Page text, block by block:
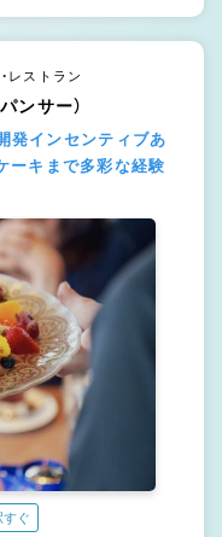
レストラン
ンサー）
発インセンティブあ
ーキまで多彩な経験
すぐ